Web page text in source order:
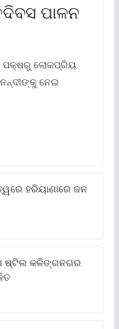
ପାଳନ
ପକ୍ଷରୁ ଲୋକପ୍ରିୟ
ନେଇ
ହରିୟାଣାରେ ଜନ
ଷ୍ଟିଲ କଳିଙ୍ଗନଗର